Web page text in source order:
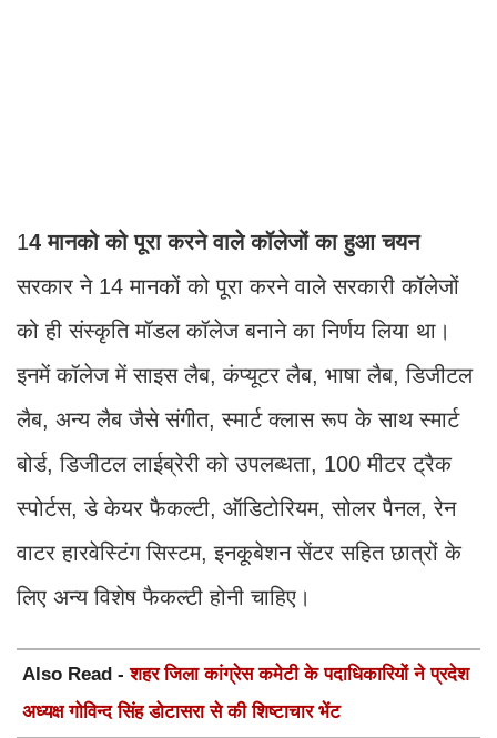
14 मानको को पूरा करने वाले कॉलेजों का हुआ चयन
सरकार ने 14 मानकों को पूरा करने वाले सरकारी कॉलेजों
को ही संस्कृति मॉडल कॉलेज बनाने का निर्णय लिया था।
इनमें कॉलेज में साइस लैब, कंप्यूटर लैब, भाषा लैब, डिजीटल
लैब, अन्य लैब जैसे संगीत, स्मार्ट क्लास रूप के साथ स्मार्ट
बोर्ड, डिजीटल लाईब्रेरी को उपलब्धता, 100 मीटर ट्रैक
स्पोर्टस, डे केयर फैकल्टी, ऑडिटोरियम, सोलर पैनल, रेन
वाटर हारवेस्टिंग सिस्टम, इनकूबेशन सेंटर सहित छात्रों के
लिए अन्य विशेष फैकल्टी होनी चाहिए।
Also Read -शहर जिला कांग्रेस कमेटी के पदाधिकारियों ने प्रदेश
अध्यक्ष गोविन्द सिंह डोटासरा से की शिष्टाचार भेंट